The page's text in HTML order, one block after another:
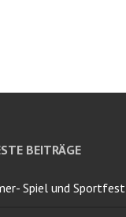
BEITRÄGE
Spiel und Sportfest